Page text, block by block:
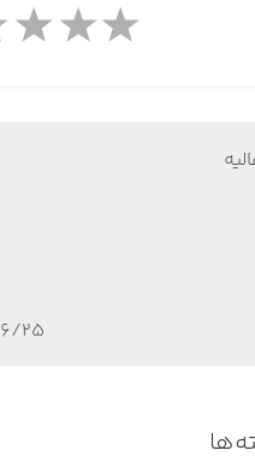
اسپاتیفای